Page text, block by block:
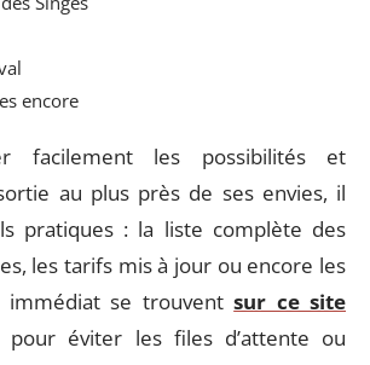
encore
facilement les possibilités et
au plus près de ses envies, il
pratiques : la liste complète des
les tarifs mis à jour ou encore les
immédiat se trouventsur ce site
pour éviter les files d’attente ou